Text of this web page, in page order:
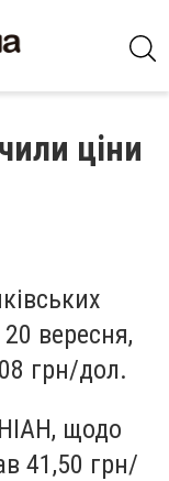
ціни
вересня,
грн/дол.
щодо
41,50 грн/